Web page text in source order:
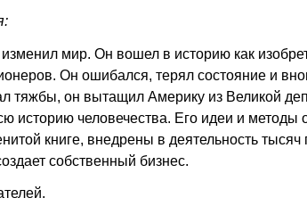
мир. Он вошел в историю как
Он ошибался, терял состояние и
тяжбы, он вытащил Америку из Великой
историю человечества. Его идеи и методы
книге, внедрены в деятельность
собственный бизнес.